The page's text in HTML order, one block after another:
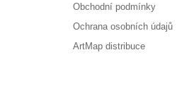
Obchodní podmínky
Ochrana osobních údajů
ArtMap distribuce